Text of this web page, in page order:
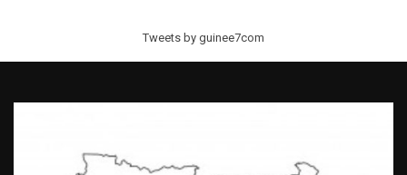
Tweets by guinee7com